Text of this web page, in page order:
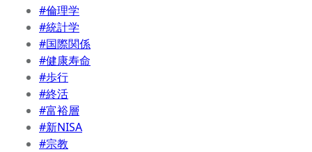
#倫理学
#統計学
#国際関係
#健康寿命
#歩行
#終活
#富裕層
#新NISA
#宗教